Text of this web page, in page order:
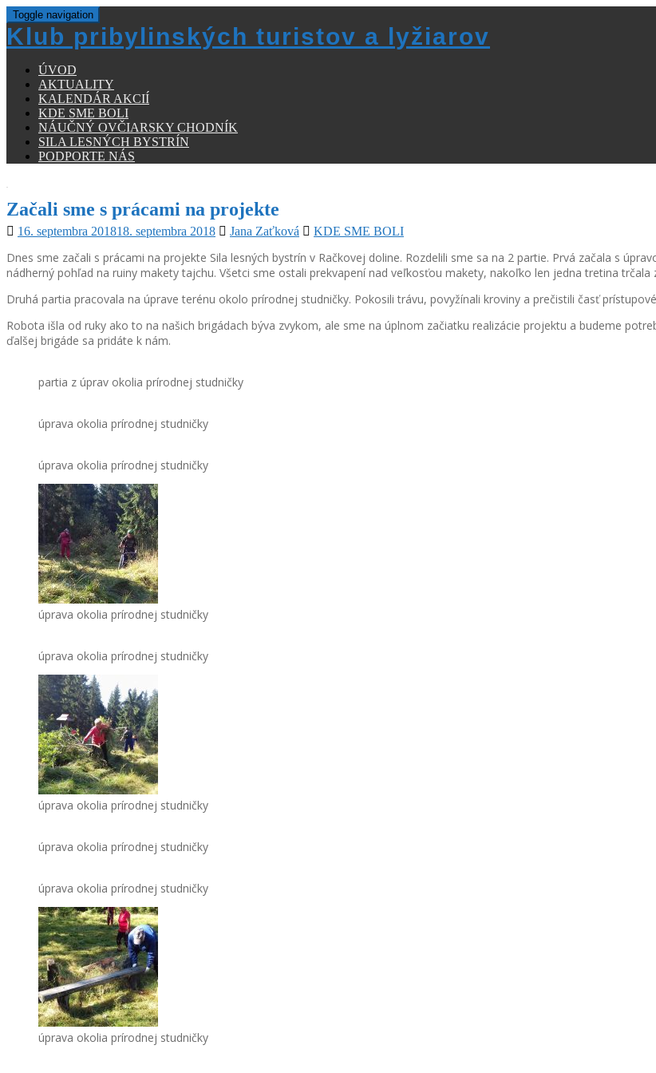
Toggle navigation
Klub pribylinských turistov a lyžiarov
ÚVOD
AKTUALITY
KALENDÁR AKCIÍ
KDE SME BOLI
NÁUČNÝ OVČIARSKY CHODNÍK
SILA LESNÝCH BYSTRÍN
PODPORTE NÁS
Začali sme s prácami na projekte
16. septembra 201818. septembra 2018 Jana Zaťková KDE SME BOLI
Dnes sme začali s prácami na projekte Sila lesných bystrín v Račkovej doline. Rozdelili sme sa na 2 partie. Prvá začala s
nádherný pohľad na ruiny makety tajchu. Všetci sme ostali prekvapení nad veľkosťou makety, nakoľko len jedna tretina
Druhá partia pracovala na úprave terénu okolo prírodnej studničky. Pokosili trávu, povyžínali kroviny a prečistili časť
Robota išla od ruky ako to na našich brigádach býva zvykom, ale sme na úplnom začiatku realizácie projektu a budeme
ďalšej brigáde sa pridáte k nám.
partia z úprav okolia prírodnej studničky
úprava okolia prírodnej studničky
úprava okolia prírodnej studničky
úprava okolia prírodnej studničky
úprava okolia prírodnej studničky
úprava okolia prírodnej studničky
úprava okolia prírodnej studničky
úprava okolia prírodnej studničky
úprava okolia prírodnej studničky